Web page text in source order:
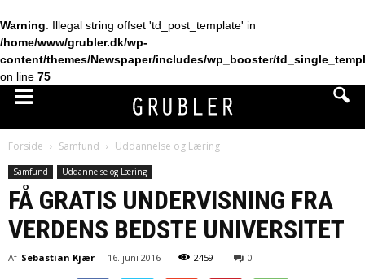
Warning: Illegal string offset 'td_post_template' in
/home/www/grubler.dk/wp-
content/themes/Newspaper/includes/wp_booster/
on line 75
Forside Samfund Uddannelse og Læring
Samfund Uddannelse og Læring
FÅ GRATIS UNDERVISNING FRA
VERDENS BEDSTE UNIVERSITET
Af Sebastian Kjær - 16. juni 2016 2459 0